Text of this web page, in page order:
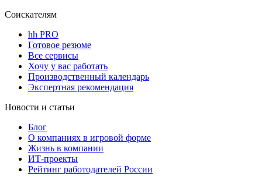
Соискателям
hh PRO
Готовое резюме
Все сервисы
Хочу у вас работать
Производственный календарь
Экспертная рекомендация
Новости и статьи
Блог
О компаниях в игровой форме
Жизнь в компании
ИТ-проекты
Рейтинг работодателей России